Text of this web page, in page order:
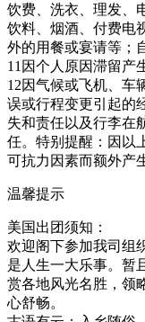
饮费、洗衣、理发、
饮料、烟酒、付费电
外的用餐或宴请等；
11因个人原因滞留产
12因气候或飞机、车
误或行程变更引起的
失和责任以及行李在
任。特别提醒：因以
可抗力因素而额外产
温馨提示
美国出团须知：
欢迎阁下参加我司组
是人生一大乐事。暂
赏各地风光名胜，领
心舒畅。